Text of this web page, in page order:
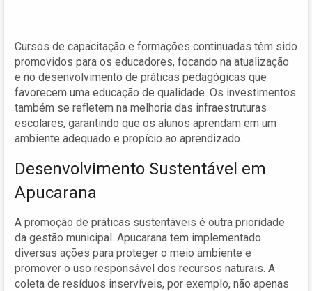
Cursos de capacitação e formações continuadas têm sido
promovidos para os educadores, focando na atualização
e no desenvolvimento de práticas pedagógicas que
favorecem uma educação de qualidade. Os investimentos
também se refletem na melhoria das infraestruturas
escolares, garantindo que os alunos aprendam em um
ambiente adequado e propício ao aprendizado.
Desenvolvimento Sustentável em
Apucarana
A promoção de práticas sustentáveis é outra prioridade
da gestão municipal. Apucarana tem implementado
diversas ações para proteger o meio ambiente e
promover o uso responsável dos recursos naturais. A
coleta de resíduos inservíveis, por exemplo, não apenas